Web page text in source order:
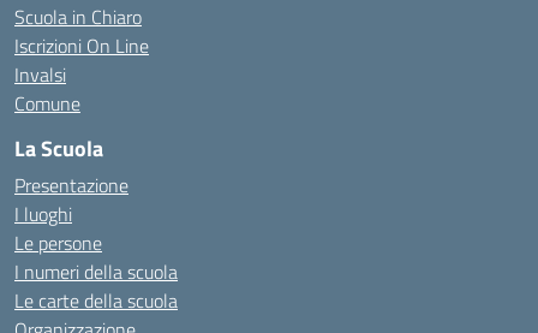
Scuola in Chiaro
Iscrizioni On Line
Invalsi
Comune
La Scuola
Presentazione
I luoghi
Le persone
I numeri della scuola
Le carte della scuola